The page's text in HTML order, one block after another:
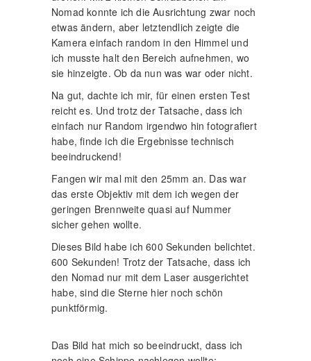
Nomad konnte ich die Ausrichtung zwar noch
etwas ändern, aber letztendlich zeigte die
Kamera einfach random in den Himmel und
ich musste halt den Bereich aufnehmen, wo
sie hinzeigte. Ob da nun was war oder nicht.
Na gut, dachte ich mir, für einen ersten Test
reicht es. Und trotz der Tatsache, dass ich
einfach nur Random irgendwo hin fotografiert
habe, finde ich die Ergebnisse technisch
beeindruckend!
Fangen wir mal mit den 25mm an. Das war
das erste Objektiv mit dem ich wegen der
geringen Brennweite quasi auf Nummer
sicher gehen wollte.
Dieses Bild habe ich 600 Sekunden belichtet.
600 Sekunden! Trotz der Tatsache, dass ich
den Nomad nur mit dem Laser ausgerichtet
habe, sind die Sterne hier noch schön
punktförmig.
Das Bild hat mich so beeindruckt, dass ich